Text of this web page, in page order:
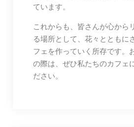
ています。
これからも、皆さんが心から
る場所として、花々とともに
フェを作っていく所存です。
の際は、ぜひ私たちのカフェ
ださい。